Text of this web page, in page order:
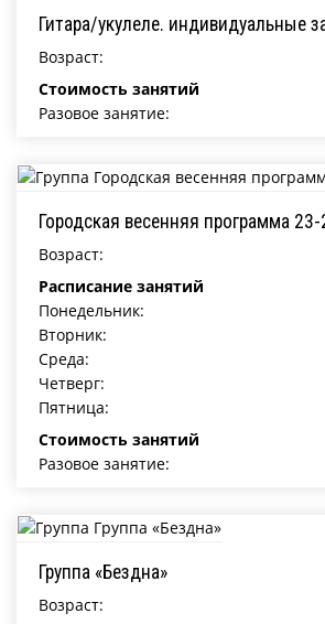
Гитара/укулеле. индивидуальные
Возраст:
Стоимость занятий
Разовое занятие:
Городская весенняя программа
Возраст:
Расписание занятий
Понедельник:
Вторник:
Среда:
Четверг:
Пятница:
Стоимость занятий
Разовое занятие:
Группа «Бездна»
Возраст: